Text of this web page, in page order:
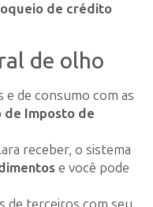
de crédito
de olho
e de consumo com as
de Imposto de
receber, o sistema
e você pode
de terceiros com seu